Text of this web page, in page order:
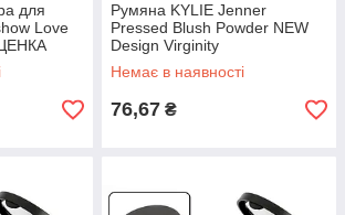
для
Love
Румяна KYLIE Jenner
Pressed Blush Powder NEW
Design Virginity
Немає в наявності
76,67 ₴